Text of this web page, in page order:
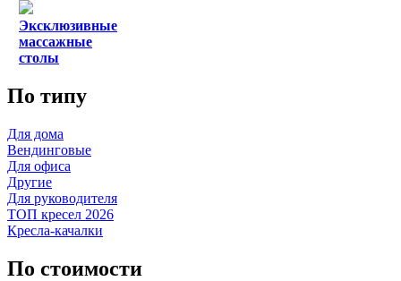
Эксклюзивные
массажные
столы
По типу
Для дома
Вендинговые
Для офиса
Другие
Для руководителя
ТОП кресел 2026
Кресла-качалки
По стоимости